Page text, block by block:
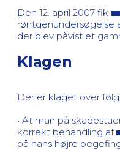
Den 12. april 2007 fik
røntgenundersøgelse
der blev påvist et
Klagen
Der er klaget over
• At man på
korrekt behandling af
på hans højre